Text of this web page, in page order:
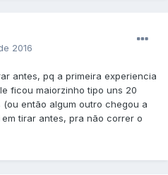
outro casal, nunca tinha
mesmo parecem nem ligar
cheio.
os maiores já daqui uns 7
que morreu ja tinha uns 20
na papa, pra ter
2016
antes, pq a primeira experiencia
ficou maiorzinho tipo uns 20
então algum outro chegou a
tirar antes, pra não correr o